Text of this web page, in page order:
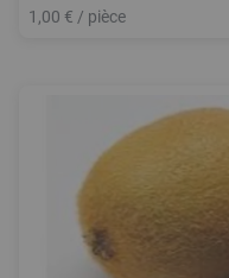
1,00 € / pièce